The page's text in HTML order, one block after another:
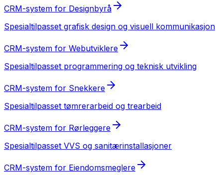
CRM-system for Designbyrå
Spesialtilpasset grafisk design og visuell kommunikasjon
CRM-system for Webutviklere
Spesialtilpasset programmering og teknisk utvikling
CRM-system for Snekkere
Spesialtilpasset tømrerarbeid og trearbeid
CRM-system for Rørleggere
Spesialtilpasset VVS og sanitærinstallasjoner
CRM-system for Eiendomsmeglere